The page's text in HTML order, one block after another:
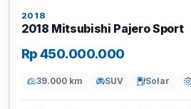
2018
2018 Mitsubishi Pajero Sport
Rp 450.000.000
39.000 km SUV Solar